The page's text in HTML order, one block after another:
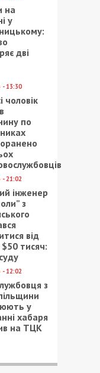
на
у
дві
- 13:30
чоловік
по
- 21:02
інженер
з
від
тисяч:
- 12:02
з
у
хабаря
на ТЦК